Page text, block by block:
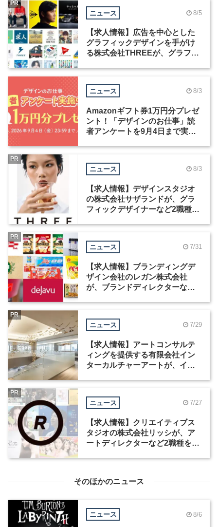
ニュース 8/5
【求人情報】広告を中心とした
グラフィックデザインを手がけ
る株式会社THREEが、グラフィ
PR
ニュース 8/3
Amazonギフト券1万円分プレゼ
ント！「デザインのお仕事」読
者アンケートを9月4日まで実施
ニュース 8/3
【求人情報】デザインスタジオ
の株式会社サザランドが、グラ
フィックデザイナーなど2職種を
PR
ニュース 7/31
【求人情報】ブランディングデ
ザイン会社のレガン株式会社
が、ブランドディレクターなど3
PR
ニュース 7/29
【求人情報】アートコンサルテ
ィングを提供する有限会社イン
ターカルチャーアートが、イン
PR
ニュース 7/27
【求人情報】クリエイティブス
タジオの株式会社リッシが、ア
ートディレクターなど2職種を募
PR
そのほかのニュース
ニュース 8/6